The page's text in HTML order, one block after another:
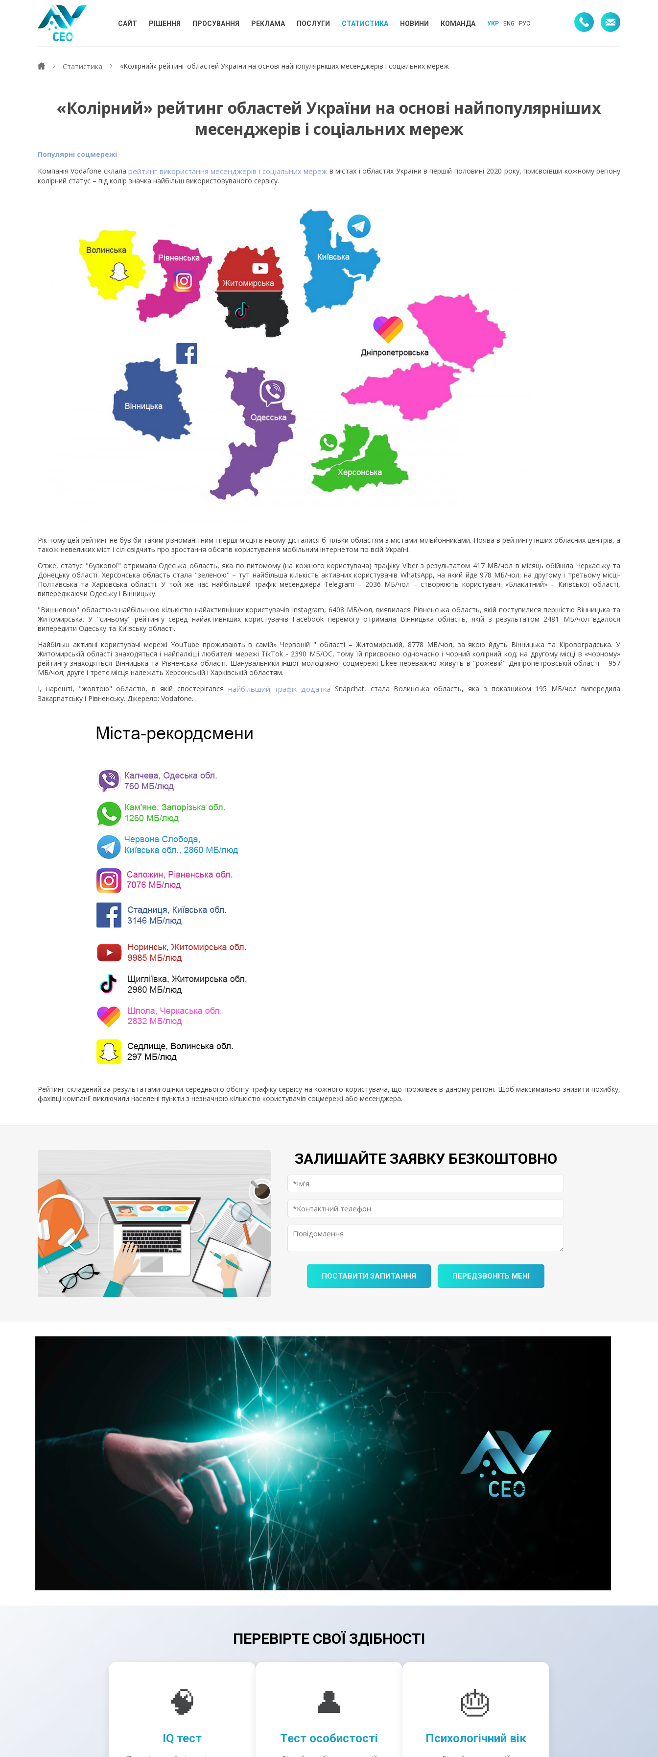
САЙТ РІШЕННЯ ПРОСУВАННЯ РЕКЛАМА ПОСЛУГИ СТАТИСТИКА НОВИНИ КОМАНДА УКР ENG РУС
Статистика «Колірний» рейтинг областей України на основі найпопулярніших месенджерів і соціальних мереж
«Колірний» рейтинг областей України на основі найпопулярніших
месенджерів і соціальних мереж
Популярні соцмережі
Компанія Vodafone склаларейтинг використання месенджерів і соціальних мереж в містах і областях України в першій половині 2020 року, присвоївши кожному регіону
колірний статус – під колір значка найбільш використовуваного сервісу.
Рік тому цей рейтинг не був би таким різноманітним і перші місця в ньому дісталися б тільки областям з містами-мільйонниками. Поява в рейтингу інших обласних центрів, а
також невеликих міст і сіл свідчить про зростання обсягів користування мобільним інтернетом по всій Україні.
Отже, статус "бузкової" отримала Одеська область, яка по питомому (на кожного користувача) трафіку Viber з результатом 417 МБ/чол в місяць обійшла Черкаську та
Донецьку області. Херсонська область стала "зеленою" – тут найбільша кількість активних користувачів WhatsApp, на який йде 978 МБ/чол; на другому і третьому місці-
Полтавська та Харківська області. У той же час найбільший трафік месенджера Telegram – 2036 МБ/чол – створюють користувачі «Блакитний» – Київської області,
випереджаючи Одеську і Вінницьку.
"Вишневою" областю-з найбільшою кількістю найактивніших користувачів Instagram, 6408 МБ/чол, виявилася Рівненська область, якій поступилися першістю Вінницька та
Житомирська. У "синьому" рейтингу серед найактивніших користувачів Facebook перемогу отримала Вінницька область, якій з результатом 2481 МБ/чол вдалося
випередити Одеську та Київську області.
Найбільш активні користувачі мережі YouTube проживають в самій» Червоній " області – Житомирській, 8778 МБ/чол, за якою йдуть Вінницька та Кіровоградська. У
Житомирській області знаходяться і найпалкіші любителі мережі TikTok - 2390 МБ/ОС, тому їй присвоєно одночасно і чорний колірний код; на другому місці в «чорному»
рейтингу знаходяться Вінницька та Рівненська області. Шанувальники іншої молодіжної соцмережі-Likee-переважно живуть в "рожевій" Дніпропетровській області – 957
МБ/чол; друге і третє місця належать Херсонській і Харківській областям.
І, нарешті, "жовтою" областю, в якій спостерігався найбільший трафік додатка Snapchat, стала Волинська область, яка з показником 195 МБ/чол випередила
Закарпатську і Рівненську. Джерело: Vodafone.
Рейтинг складений за результатами оцінки середнього обсягу трафіку сервісу на кожного користувача, що проживає в даному регіоні. Щоб максимально знизити похибку,
фахівці компанії виключили населені пункти з незначною кількістю користувачів соцмережі або месенджера.
ЗАЛИШАЙТЕ ЗАЯВКУ БЕЗКОШТОВНО
ПОСТАВИТИ ЗАПИТАННЯ ПЕРЕДЗВОНІТЬ МЕНІ
ПЕРЕВІРТЕ СВОЇ ЗДІБНОСТІ
🧠
IQ тест
👤
Тест особистості
🎂
Психологічний вік